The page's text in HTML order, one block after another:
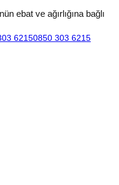
ebat ve ağırlığına bağlı
62150850 303 6215